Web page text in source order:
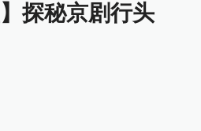
探秘京剧行头